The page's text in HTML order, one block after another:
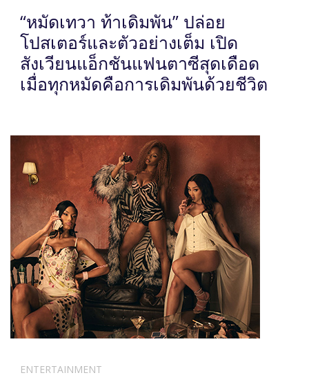
“หมัดเทวา ท้าเดิมพัน” ปล่อย
โปสเตอร์และตัวอย่างเต็ม เปิด
สังเวียนแอ็กชันแฟนตาซีสุดเดือด
เมื่อทุกหมัดคือการเดิมพันด้วยชีวิต
ENTERTAINMENT